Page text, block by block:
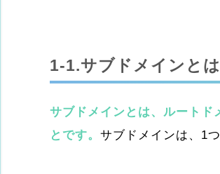
1-1.サブドメインとは
サブドメインとは、ルートド
とです。 サブドメインは、1